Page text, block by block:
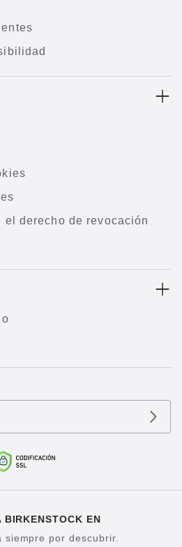
derecho de revocación
BIRKENSTOCK EN
siempre por descubrir.